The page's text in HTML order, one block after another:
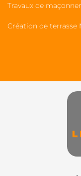
Travaux de
Création de terrasse